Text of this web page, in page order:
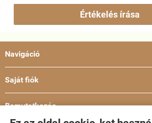
Értékelés írása
Navigáció
Saját fiók
Bemutatkozás